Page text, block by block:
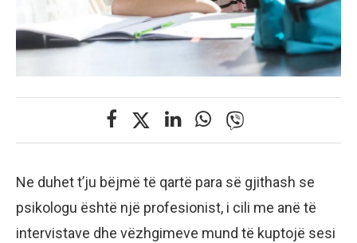
Ne duhet t’ju bëjmë të qartë para së gjithash se
psikologu është një profesionist, i cili me anë të
intervistave dhe vëzhgimeve mund të kuptojë sesi